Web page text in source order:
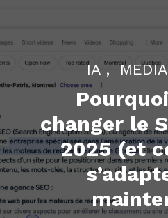
IA MEDIA
changer le
2025 (et